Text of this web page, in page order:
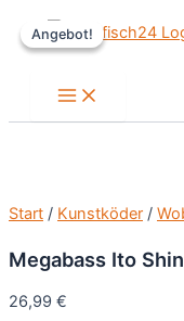
Inhalt
Main
Menu
Start / Kunstköder /
Megabass Ito
26,99 €
Angebot!
Angebot!